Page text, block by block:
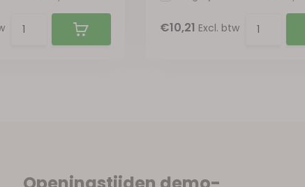
€10,21 Excl. btw